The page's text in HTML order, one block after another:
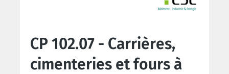
CP 102.07 - Carrières,
cimenteries et fours à